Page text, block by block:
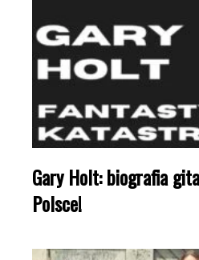
Gary Holt: biografia
Polsce!